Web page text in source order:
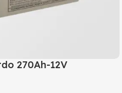
270Ah-12V